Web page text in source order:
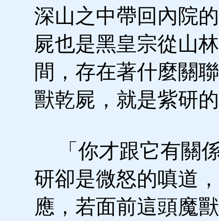
深山之中帶回內院
屍也是黑皇宗從山
間，存在著什麼關
獸乾屍，就是紫研
「你才跟它有關
研卻是微怒的嗔道
應，若面前這頭魔